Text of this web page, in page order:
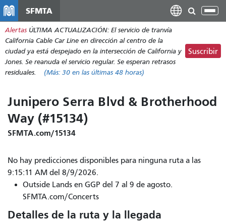
contenido
principal
SFMTA
Alertas ÚLTIMA ACTUALIZACIÓN: El servicio de tranvía
California Cable Car Line en dirección al centro de la
ciudad ya está despejado en la intersección de California y
Jones. Se reanuda el servicio regular. Se esperan retrasos
residuales.
(Más: 30 en las últimas 48 horas)
Suscribir
Junipero Serra Blvd & Brotherhood
Way (#15134)
SFMTA.com/15134
No hay predicciones disponibles para ninguna ruta a las
9:15:11 AM del 8/9/2026.
Outside Lands en GGP del 7 al 9 de agosto.
SFMTA.com/Concerts
Detalles de la ruta y la llegada